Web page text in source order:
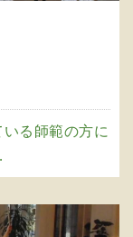
る師範の方に